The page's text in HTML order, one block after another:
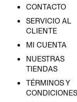
CONTACTO
SERVICIO AL
CLIENTE
MI CUENTA
NUESTRAS
TIENDAS
TÉRMINOS Y
CONDICIONES